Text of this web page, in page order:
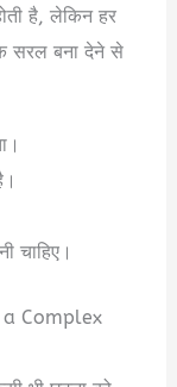
है, लेकिन हर
सरल बना देने से
चाहिए।
a Complex